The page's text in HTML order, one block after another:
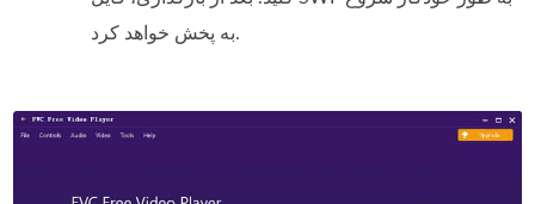
به پخش خواهد کرد.